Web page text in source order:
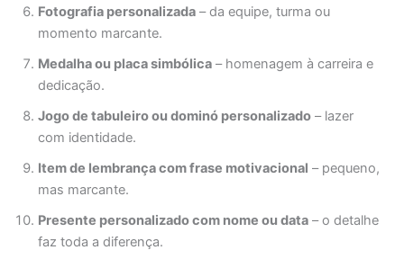
Fotografia personalizada – da equipe, turma ou
momento marcante.
Medalha ou placa simbólica – homenagem à carreira e
dedicação.
Jogo de tabuleiro ou dominó personalizado – lazer
com identidade.
Item de lembrança com frase motivacional – pequeno,
mas marcante.
Presente personalizado com nome ou data – o detalhe
faz toda a diferença.